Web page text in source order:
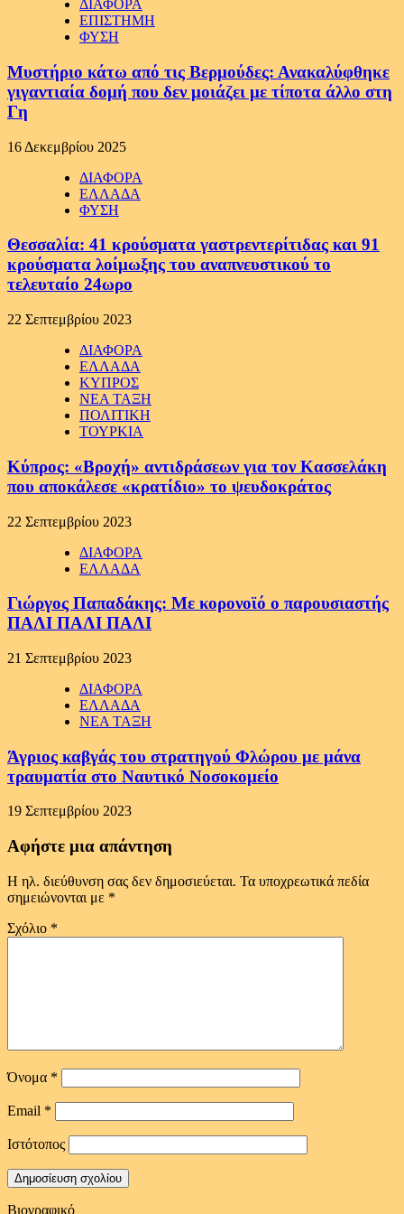
ΔΙΑΦΟΡΑ
ΕΠΙΣΤΗΜΗ
ΦΥΣΗ
Μυστήριο κάτω από τις Βερμούδες: Ανακαλύφθηκε
γιγαντιαία δομή που δεν μοιάζει με τίποτα άλλο στη
Γη
16 Δεκεμβρίου 2025
ΔΙΑΦΟΡΑ
ΕΛΛΑΔΑ
ΦΥΣΗ
Θεσσαλία: 41 κρούσματα γαστρεντερίτιδας και 91
κρούσματα λοίμωξης του αναπνευστικού το
τελευταίο 24ωρο
22 Σεπτεμβρίου 2023
ΔΙΑΦΟΡΑ
ΕΛΛΑΔΑ
ΚΥΠΡΟΣ
ΝΕΑ ΤΑΞΗ
ΠΟΛΙΤΙΚΗ
ΤΟΥΡΚΙΑ
Κύπρος: «Βροχή» αντιδράσεων για τον Κασσελάκη
που αποκάλεσε «κρατίδιο» το ψευδοκράτος
22 Σεπτεμβρίου 2023
ΔΙΑΦΟΡΑ
ΕΛΛΑΔΑ
Γιώργος Παπαδάκης: Με κορονοϊό ο παρουσιαστής
ΠΑΛΙ ΠΑΛΙ ΠΑΛΙ
21 Σεπτεμβρίου 2023
ΔΙΑΦΟΡΑ
ΕΛΛΑΔΑ
ΝΕΑ ΤΑΞΗ
Άγριος καβγάς του στρατηγού Φλώρου με μάνα
τραυματία στο Ναυτικό Νοσοκομείο
19 Σεπτεμβρίου 2023
Αφήστε μια απάντηση
Η ηλ. διεύθυνση σας δεν δημοσιεύεται. Τα υποχρεωτικά πεδία
σημειώνονται με *
Σχόλιο *
Όνομα *
Email *
Ιστότοπος
Βιογραφικό